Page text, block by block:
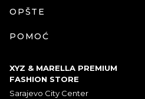
OPŠTE
POMOĆ
XYZ & MARELLA PREMIUM
FASHION STORE
Sarajevo City Center